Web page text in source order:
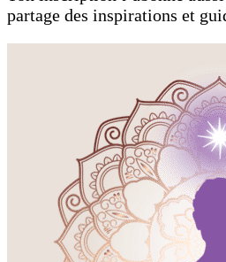
partage des inspirations et